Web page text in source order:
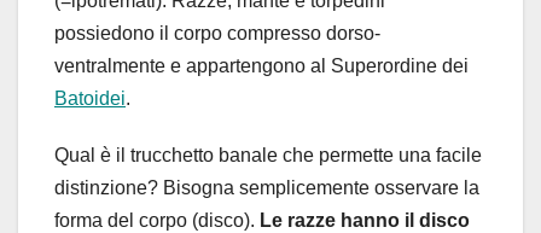
possiedono il corpo compresso dorso-
ventralmente e appartengono al Superordine dei
Batoidei.
Qual è il trucchetto banale che permette una facile
distinzione? Bisogna semplicemente osservare la
forma del corpo (disco). Le razze hanno il disco